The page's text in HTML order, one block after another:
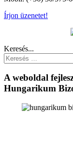
Írjon üzenetet!
Keresés...
A weboldal
Hungarikum